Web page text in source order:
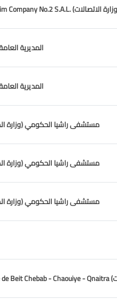
المديرية
المديرية
مستشفى راشيا الحكومي (وزارة
مستشفى راشيا الحكومي (وزارة
مستشفى راشيا الحكومي (وزارة